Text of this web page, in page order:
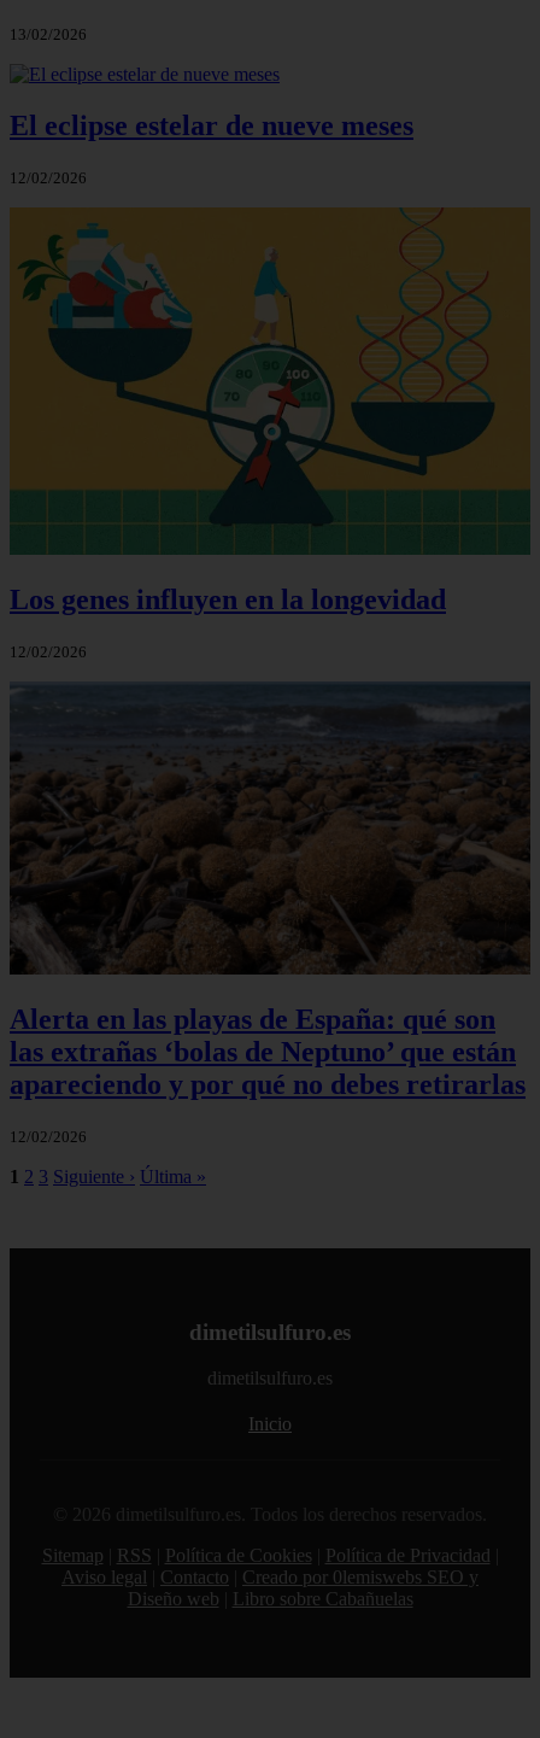
13/02/2026
El eclipse estelar de nueve meses
12/02/2026
Los genes influyen en la longevidad
12/02/2026
Alerta en las playas de España: qué son
las extrañas ‘bolas de Neptuno’ que están
apareciendo y por qué no debes retirarlas
12/02/2026
1 2 3 Siguiente › Última »
dimetilsulfuro.es
dimetilsulfuro.es
Inicio
© 2026 dimetilsulfuro.es. Todos los derechos reservados.
Sitemap
RSS Política de Cookies Política de Privacidad
Aviso legal
Contacto
Creado por 0lemiswebs SEO y
Diseño web
Libro sobre Cabañuelas